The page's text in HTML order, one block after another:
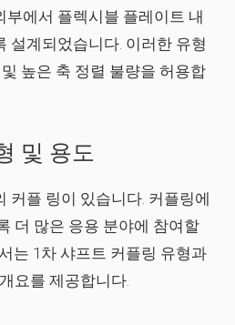
에서 플렉시블 플레이트 내
설계되었습니다. 이러한 유형
높은 축 정렬 불량을 허용합
및 용도
커플 링이 있습니다. 커플링에
더 많은 응용 분야에 참여할
는 1차 샤프트 커플링 유형과
요를 제공합니다.